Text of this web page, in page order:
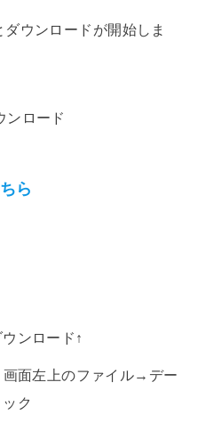
ウンロードが開始しま
ンロード
ら
ンロード↑
面左上のファイル→デー
ク